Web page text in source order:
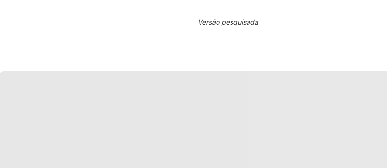
Versão pesquisada